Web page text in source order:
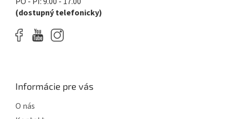
(dostupný telefonicky)
Informácie pre vás
O nás